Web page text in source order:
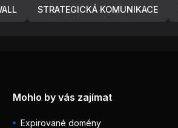
STRATEGICKÁ KOMUNIKACE
Mohlo by vás zajímat
Expirované domény